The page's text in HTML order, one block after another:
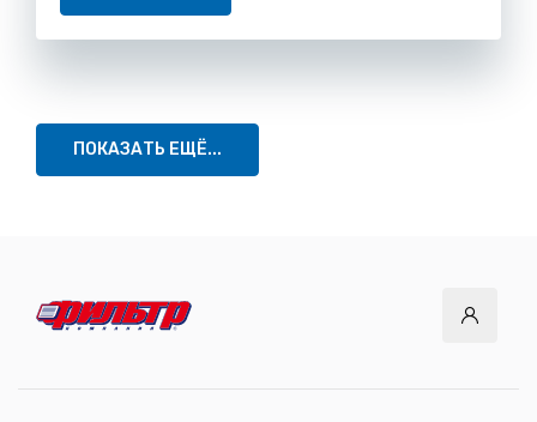
ПОКАЗАТЬ ЕЩЁ...